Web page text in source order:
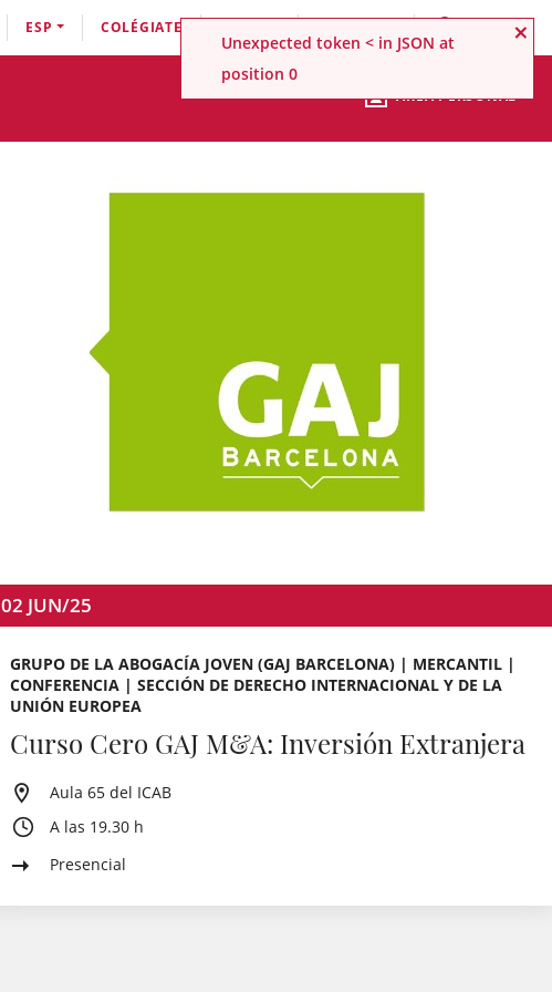
ÁREA PERSONAL
ESP COLÉGIATE BUSCAR
02 JUN/25
GRUPO DE LA ABOGACÍA JOVEN (GAJ BARCELONA) | MERCANTIL |
CONFERENCIA | SECCIÓN DE DERECHO INTERNACIONAL Y DE LA
UNIÓN EUROPEA
Curso Cero GAJ M&A: Inversión Extranjera
Aula 65 del ICAB
A las 19.30 h
Presencial
Unexpected token < in JSON at
position 0
×